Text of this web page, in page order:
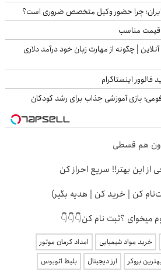
ایران؛ چرا حضور وکیل متخصص ضروری است؟
قیمت مناسب
| چگونه از مهارت زبان خود درآمد دلاری
اینستاگرام
بازی آموزشی جذاب برای رشد کودکان
این بهتر!! سریع احراز کن
کن | خرید کن | هدیه بگیر)
؟ثبت نام کن👇👇👇
خرید مواد شیمیایی
امداد کرمان موتور
بهترین بروکر ارز دیجیتال بلیط اتوبوس